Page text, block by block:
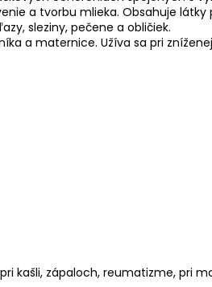
a tvorbu mlieka. Obsahuje
sleziny, pečene a obličiek.
a maternice. Užíva sa pri
kašli, zápaloch, reumatizme, pri